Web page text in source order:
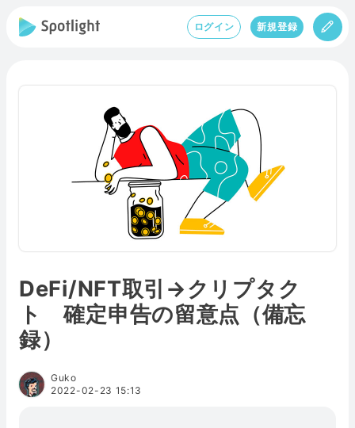
ログイン 新規登録
DeFi/NFT取引→クリプタク
ト 確定申告の留意点（備忘
録）
Guko
2022-02-23 15:13